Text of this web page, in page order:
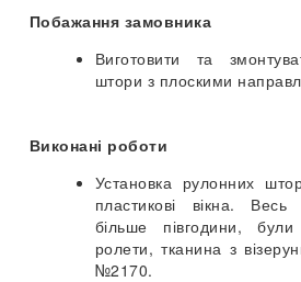
Побажання замовника
Виготовити та
штори з плоскими
Виконані роботи
Установка рулонних
пластикові вікна.
більше півгодини,
ролети, тканина з
№2170.